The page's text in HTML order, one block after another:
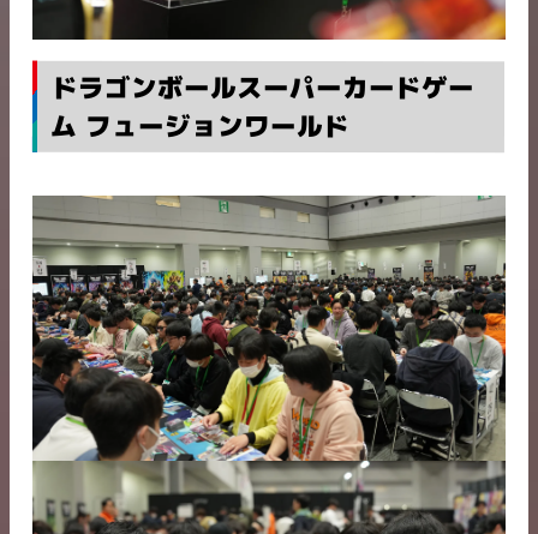
ドラゴンボールスーパーカードゲー
ム フュージョンワールド